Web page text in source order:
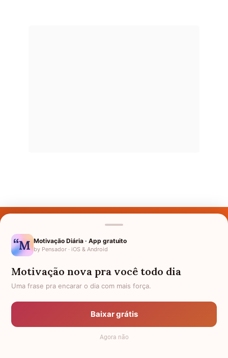
Nomes pelo Mundo
Política de Privacidade
Anuncie
Termos de Uso
Motivação Diária · App gratuito
by Pensador · iOS & Android
Motivação nova pra você todo dia
Uma frase pra encarar o dia com mais força.
Baixar grátis
Agora não